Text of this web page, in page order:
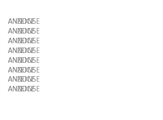
ANZEIGE
ANZEIGE
ANZEIGE
ANZEIGE
ANZEIGE
ANZEIGE
ANZEIGE
ANZEIGE